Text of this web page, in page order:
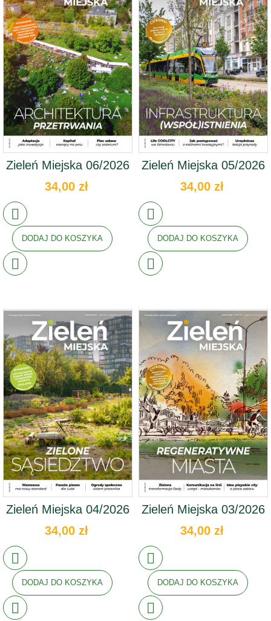
Zieleń Miejska 06/2026
34,00 zł
DODAJ DO KOSZYKA
Zieleń Miejska 05/2026
34,00 zł
DODAJ DO KOSZYKA
Zieleń Miejska 04/2026
34,00 zł
DODAJ DO KOSZYKA
Zieleń Miejska 03/2026
34,00 zł
DODAJ DO KOSZYKA